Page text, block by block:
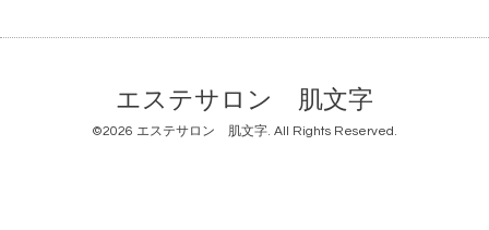
エステサロン 肌文字
©2026 エステサロン 肌文字. All Rights Reserved.